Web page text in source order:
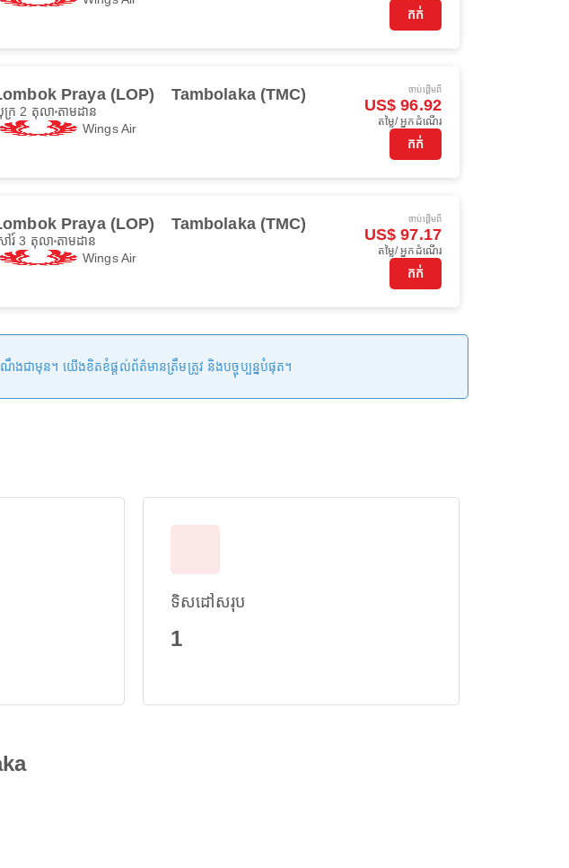
កក់
Praya (LOP) Tambolaka (TMC)
រ 2 តុលា តាមដាន
Wings Air
ចាប់ផ្ដើមពី
US$ 96.92
តម្លៃ/ អ្នកដំណើរ
កក់
Praya (LOP) Tambolaka (TMC)
រ៍ 3 តុលា តាមដាន
Wings Air
ចាប់ផ្ដើមពី
US$ 97.17
តម្លៃ/ អ្នកដំណើរ
កក់
ងជាមុន។ យើងខិតខំផ្តល់ព័ត៌មានត្រឹមត្រូវ និងបច្ចុប្បន្នបំផុត។
ទិសដៅសរុប
1